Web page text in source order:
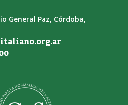
General Paz, Córdoba,